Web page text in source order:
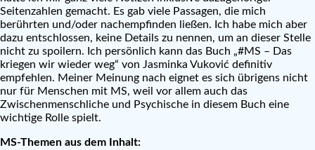
Seitenzahlen gemacht. Es gab viele Passagen, die mich
berührten und/oder nachempfinden ließen. Ich habe mich aber
dazu entschlossen, keine Details zu nennen, um an dieser Stelle
nicht zu spoilern. Ich persönlich kann das Buch „#MS – Das
kriegen wir wieder weg“ von Jasminka Vuković definitiv
empfehlen. Meiner Meinung nach eignet es sich übrigens nicht
nur für Menschen mit MS, weil vor allem auch das
Zwischenmenschliche und Psychische in diesem Buch eine
wichtige Rolle spielt.
MS-Themen aus dem Inhalt: